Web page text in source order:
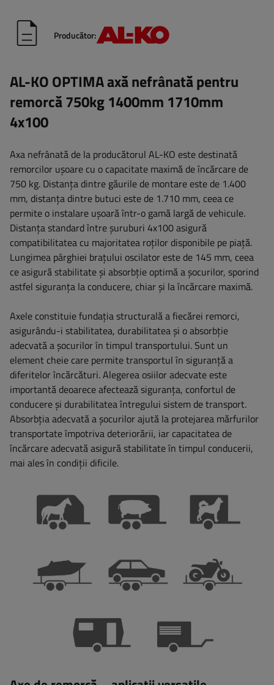
Producător:
AL-KO OPTIMA axă nefrânată pentru
remorcă 750kg 1400mm 1710mm
4x100
Axa nefrânată de la producătorul AL-KO este destinată
remorcilor ușoare cu o capacitate maximă de încărcare de
750 kg. Distanța dintre găurile de montare este de 1.400
mm, distanța dintre butuci este de 1.710 mm, ceea ce
permite o instalare ușoară într-o gamă largă de vehicule.
Distanța standard între șuruburi 4x100 asigură
compatibilitatea cu majoritatea roților disponibile pe piață.
Lungimea pârghiei brațului oscilator este de 145 mm, ceea
ce asigură stabilitate și absorbție optimă a șocurilor, sporind
astfel siguranța la conducere, chiar și la încărcare maximă.
Axele constituie fundația structurală a fiecărei remorci,
asigurându-i stabilitatea, durabilitatea și o absorbție
adecvată a șocurilor în timpul transportului. Sunt un
element cheie care permite transportul în siguranță a
diferitelor încărcături. Alegerea osiilor adecvate este
importantă deoarece afectează siguranța, confortul de
conducere și durabilitatea întregului sistem de transport.
Absorbția adecvată a șocurilor ajută la protejarea mărfurilor
transportate împotriva deteriorării, iar capacitatea de
încărcare adecvată asigură stabilitate în timpul conducerii,
mai ales în condiții dificile.